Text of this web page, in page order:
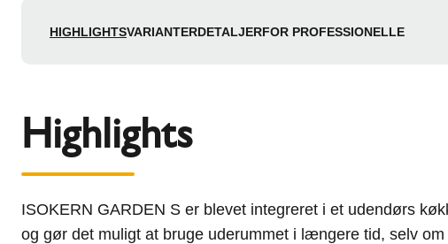
HIGHLIGHTSVARIANTERDETALJERFOR PROFESSIONELLE
Highlights
ISOKERN GARDEN S er blevet integreret i et udendørs
og gør det muligt at bruge uderummet i længere tid, selv